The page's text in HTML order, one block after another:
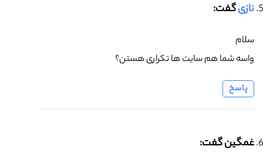
نازیگفت:
سلام
واسه شما هم سایت ها تکراری هستن؟
پاسخ
غمگین گفت: